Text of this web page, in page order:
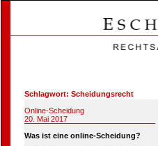
Schlagwort: Scheidungsrecht
Online-Scheidung
Veröffentlicht
20. Mai 2017
Was ist eine online-Scheidung?